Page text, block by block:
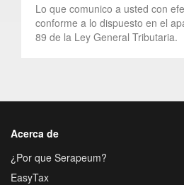
Lo que comunico a usted con
conforme a lo dispuesto en el
89 de la Ley General Tributaria.
Acerca de
¿Por que Serapeum?
EasyTax